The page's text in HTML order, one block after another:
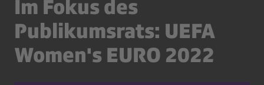
Im Fokus des
Publikumsrats: UEFA
Women's EURO 2022